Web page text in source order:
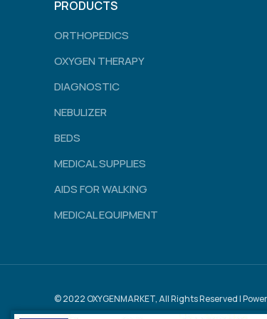
PRODUCTS
ORTHOPEDICS
OXYGEN THERAPY
DIAGNOSTIC
NEBULIZER
BEDS
MEDICAL SUPPLIES
AIDS FOR WALKING
MEDICAL EQUIPMENT
© 2022 OXYGENMARKET, All Rights Reserved |